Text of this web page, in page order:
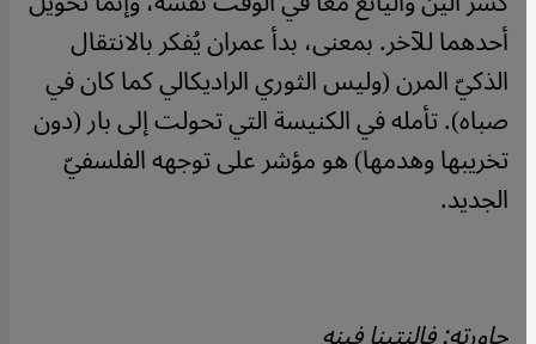
أحدهما للآخر. بمعنى، بدأ عمران يُفكر بالانتقال
الذكيّ المرن (وليس الثوري الراديكالي كما كان في
صباه). تأمله في الكنيسة التي تحولت إلى بار (دون
تخريبها وهدمها) هو مؤشر على توجهه الفلسفيّ
الجديد.